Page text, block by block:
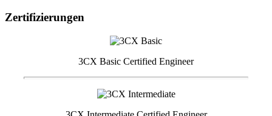
Zertifizierungen
3CX Basic Certified Engineer